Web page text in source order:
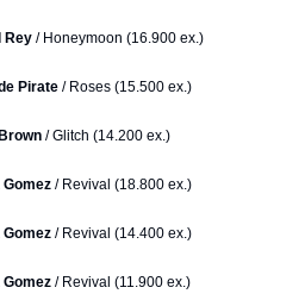
Rey / Honeymoon (16.900 ex.)
Pirate / Roses (15.500 ex.)
/ Glitch (14.200 ex.)
Gomez / Revival (18.800 ex.)
/ Revival (14.400 ex.)
Gomez / Revival (11.900 ex.)